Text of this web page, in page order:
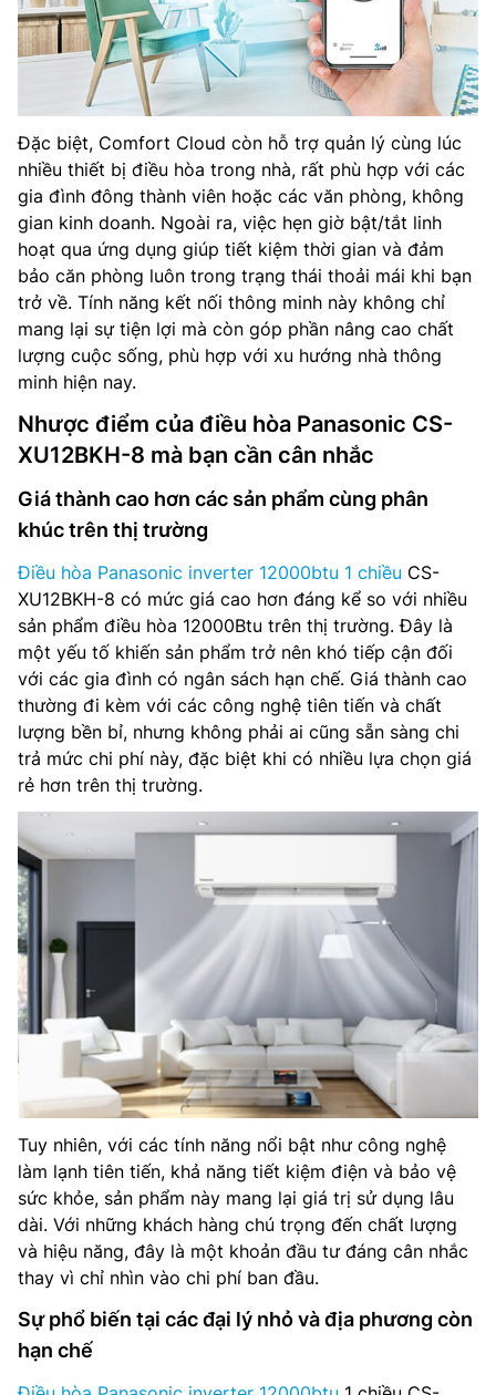
Đặc biệt, Comfort Cloud còn hỗ trợ quản lý cùng lúc
nhiều thiết bị điều hòa trong nhà, rất phù hợp với các
gia đình đông thành viên hoặc các văn phòng, không
gian kinh doanh. Ngoài ra, việc hẹn giờ bật/tắt linh
hoạt qua ứng dụng giúp tiết kiệm thời gian và đảm
bảo căn phòng luôn trong trạng thái thoải mái khi bạn
trở về. Tính năng kết nối thông minh này không chỉ
mang lại sự tiện lợi mà còn góp phần nâng cao chất
lượng cuộc sống, phù hợp với xu hướng nhà thông
minh hiện nay.
Nhược điểm của điều hòa Panasonic CS-
XU12BKH-8 mà bạn cần cân nhắc
Giá thành cao hơn các sản phẩm cùng phân
khúc trên thị trường
Điều hòa Panasonic inverter 12000btu 1 chiều CS-
XU12BKH-8 có mức giá cao hơn đáng kể so với nhiều
sản phẩm điều hòa 12000Btu trên thị trường. Đây là
một yếu tố khiến sản phẩm trở nên khó tiếp cận đối
với các gia đình có ngân sách hạn chế. Giá thành cao
thường đi kèm với các công nghệ tiên tiến và chất
lượng bền bỉ, nhưng không phải ai cũng sẵn sàng chi
trả mức chi phí này, đặc biệt khi có nhiều lựa chọn giá
rẻ hơn trên thị trường.
Tuy nhiên, với các tính năng nổi bật như công nghệ
làm lạnh tiên tiến, khả năng tiết kiệm điện và bảo vệ
sức khỏe, sản phẩm này mang lại giá trị sử dụng lâu
dài. Với những khách hàng chú trọng đến chất lượng
và hiệu năng, đây là một khoản đầu tư đáng cân nhắc
thay vì chỉ nhìn vào chi phí ban đầu.
Sự phổ biến tại các đại lý nhỏ và địa phương còn
hạn chế